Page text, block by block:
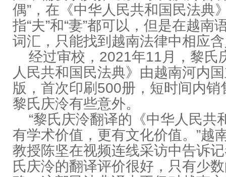
偶”，在《中华人民共和国民法典
指“夫”和“妻”都可以，但是在越南
词汇，只能找到越南法律中相应
经过审校，2021年11月，黎氏
人民共和国民法典》由越南河内
版，首次印刷500册，短时间内
黎氏庆泠有些意外。
“黎氏庆泠翻译的《中华人民共
有学术价值，更有文化价值。”越
教授陈坚在视频连线采访中告诉
氏庆泠的翻译评价很好，只有少